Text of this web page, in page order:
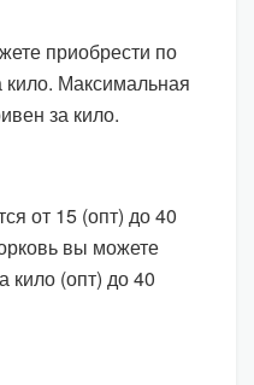
приобрести по
кило. Максимальная
за кило.
от 15 (опт) до 40
вы можете
кило (опт) до 40